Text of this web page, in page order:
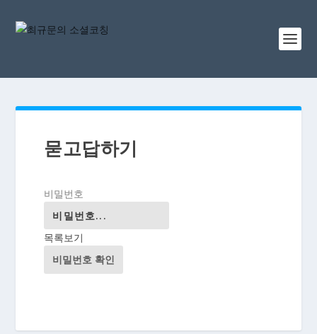
묻고답하기
비밀번호
목록보기
비밀번호 확인